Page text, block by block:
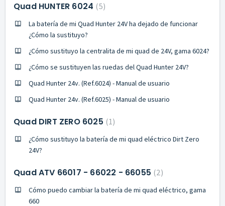
Quad HUNTER 6024 5
La batería de mi Quad Hunter 24V ha dejado de funcionar
¿Cómo la sustituyo?
¿Cómo sustituyo la centralita de mi quad de 24V, gama 6024?
¿Cómo se sustituyen las ruedas del Quad Hunter 24V?
Quad Hunter 24v. (Ref.6024) - Manual de usuario
Quad Hunter 24v. (Ref.6025) - Manual de usuario
Quad DIRT ZERO 6025 1
¿Cómo sustituyo la batería de mi quad eléctrico Dirt Zero
24V?
Quad ATV 66017 - 66022 - 66055 2
Cómo puedo cambiar la batería de mi quad eléctrico, gama
660